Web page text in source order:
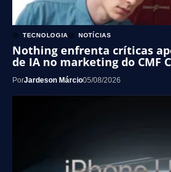
TECNOLOGIA NOTÍCIAS
Nothing enfrenta críticas
de IA no marketing do CMF
PorJardeson Márcio05/08/2026